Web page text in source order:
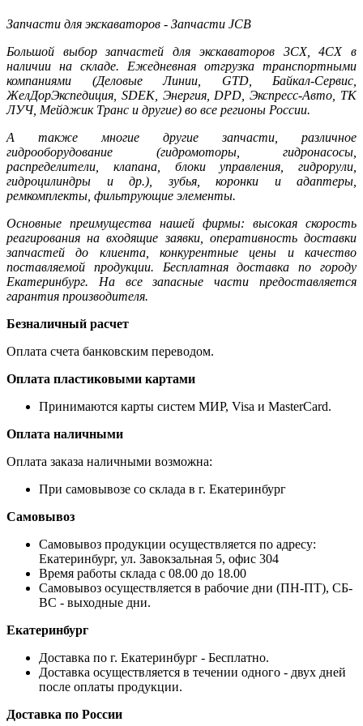
Запчасти для экскаваторов - Запчасти JCB
Большой выбор запчастей для экскаваторов 3CX, 4CX в
наличии на складе. Ежедневная отгрузка транспортными
компаниями (Деловые Линии, GTD, Байкал-Сервис,
ЖелДорЭкспедиция, SDEK, Энергия, DPD, Экспресс-Авто, ТК
ЛУЧ, Мейджик Транс и другие) во все регионы России.
А также многие другие запчасти, различное
гидрооборудование (гидромоторы, гидронасосы,
распределители, клапана, блоки управления, гидрорули,
гидроцилиндры и др.), зубья, коронки и адаптеры,
ремкомплекты, фильтрующие элементы.
Основные преимущества нашей фирмы: высокая скорость
реагирования на входящие заявки, оперативность доставки
запчастей до клиента, конкурентные цены и качество
поставляемой продукции. Бесплатная доставка по городу
Екатеринбург. На все запасные части предоставляется
гарантия производителя.
Безналичный расчет
Оплата счета банковским переводом.
Оплата пластиковыми картами
Принимаются карты систем МИР, Visa и MasterCard.
Оплата наличными
Оплата заказа наличными возможна:
При самовывозе со склада в г. Екатеринбург
Самовывоз
Самовывоз продукции осуществляется по адресу:
Екатеринбург, ул. Завокзальная 5, офис 304
Время работы склада с 08.00 до 18.00
Самовывоз осуществляется в рабочие дни (ПН-ПТ), СБ-
ВС - выходные дни.
Екатеринбург
Доставка по г. Екатеринбург - Бесплатно.
Доставка осуществляется в течении одного - двух дней
после оплаты продукции.
Доставка по России